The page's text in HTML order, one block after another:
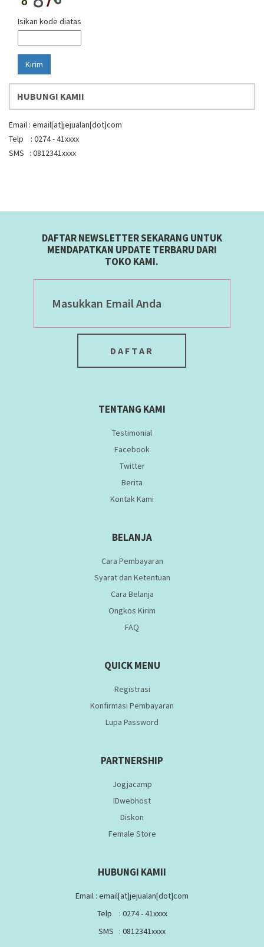
Isikan kode diatas
Kirim
HUBUNGI KAMII
Email : email[at]jejualan[dot]com
Telp : 0274 - 41xxxx
SMS : 0812341xxxx
DAFTAR NEWSLETTER SEKARANG UNTUK
MENDAPATKAN UPDATE TERBARU DARI
TOKO KAMI.
TENTANG KAMI
Testimonial
Facebook
Twitter
Berita
Kontak Kami
BELANJA
Cara Pembayaran
Syarat dan Ketentuan
Cara Belanja
Ongkos Kirim
FAQ
QUICK MENU
Registrasi
Konfirmasi Pembayaran
Lupa Password
PARTNERSHIP
Jogjacamp
IDwebhost
Diskon
Female Store
HUBUNGI KAMII
Email : email[at]jejualan[dot]com
Telp : 0274 - 41xxxx
SMS : 0812341xxxx